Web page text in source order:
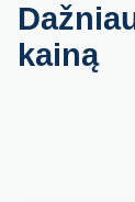
kainą